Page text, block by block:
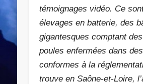
témoignages vidéo. Ce
élevages en batterie, des
gigantesques comptant
poules enfermées dans
conformes à la
trouve en Saône-et-Loire,